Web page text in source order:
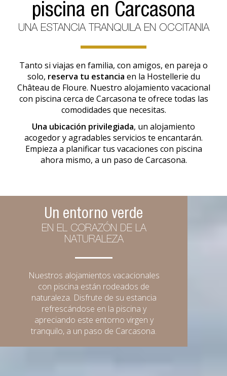
piscina en Carcasona
UNA ESTANCIA TRANQUILA EN OCCITANIA
Tanto si viajas en familia, con amigos, en pareja o
solo, reserva tu estancia en la Hostellerie du
Château de Floure. Nuestro alojamiento vacacional
con piscina cerca de Carcasona te ofrece todas las
comodidades que necesitas.
Una ubicación privilegiada, un alojamiento
acogedor y agradables servicios te encantarán.
Empieza a planificar tus vacaciones con piscina
ahora mismo, a un paso de Carcasona.
Un entorno verde
EN EL CORAZÓN DE LA
NATURALEZA
Nuestros alojamientos vacacionales
con piscina están rodeados de
naturaleza. Disfrute de su estancia
refrescándose en la piscina y
apreciando este entorno virgen y
tranquilo, a un paso de Carcasona.